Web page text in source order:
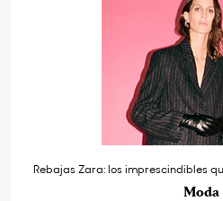
Rebajas Zara: los imprescindibles
Moda